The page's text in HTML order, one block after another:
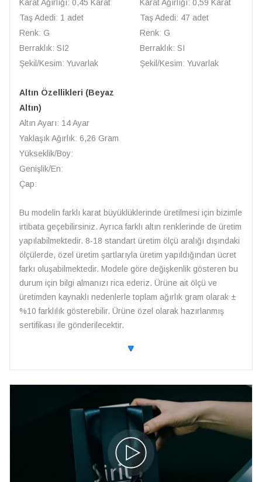
Karat Ağırlığı: 0,45 Karat
Taş Adedi: 1 adet
Renk: G
Berraklık: SI2
Şekil/Kesim: Yuvarlak
Karat Ağırlığı: 0,59 Karat
Taş Adedi: 47 adet
Renk: G
Berraklık: SI
Şekil/Kesim: Yuvarlak
Altın Özellikleri (Beyaz
Altın)
Altın Ayarı: 14 Ayar
Yaklaşık Ağırlık: 6,26 Gram
Yükseklik/Boy:
Genişlik/En:
Çap:
Bu modelin farklı karat büyüklüklerinde üretilmesi için bizimle
irtibata geçebilirsiniz. Ayrıca farklı altın renklerinde de üretim
yapılabilmektedir. 8-18 standart üretim ölçü aralığı dışındaki
ölçülerde, özel üretim şartlarıyla üretim yapıldığından ücret
farkı oluşabilmektedir. Modele göre değişkenlik gösteren bu
durum için bilgi almanızı rica ederiz. Ürüne ait ölçü ve
üretimden kaynaklı nedenlerle toplam ağırlık gram olarak ±
%10 farklılık gösterebilir. Ürüne özel olarak hazırlanmış
sertifikası ile gönderilecektir.
🔽